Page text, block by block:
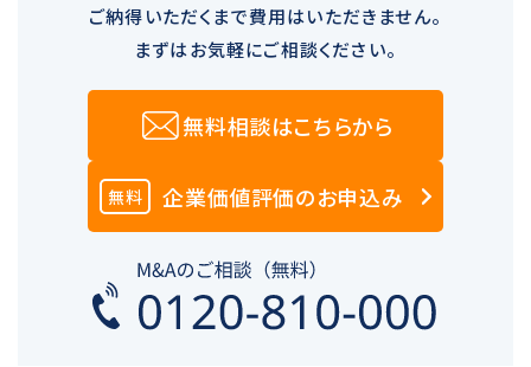
ご納得いただくまで費用はいただきません。
まずはお気軽にご相談ください。
無料相談はこちらから
無料 企業価値評価のお申込み